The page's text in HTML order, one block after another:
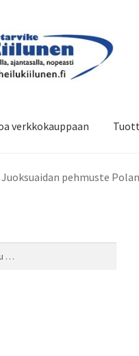
verkkokauppaan
Juoksuaidan pehmuste